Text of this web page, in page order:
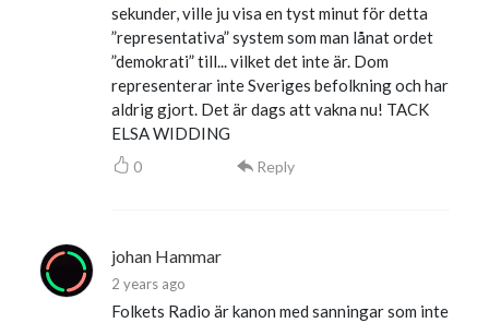
sekunder, ville ju visa en tyst minut för detta
”representativa” system som man lånat ordet
”demokrati” till... vilket det inte är. Dom
representerar inte Sveriges befolkning och har
aldrig gjort. Det är dags att vakna nu! TACK
ELSA WIDDING
0 Reply
johan Hammar
2 years ago
Folkets Radio är kanon med sanningar som inte